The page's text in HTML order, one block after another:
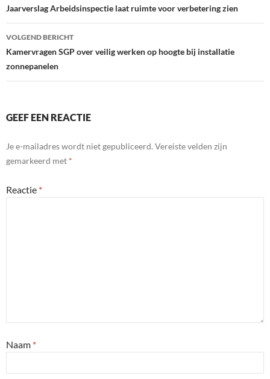
navigatie
Jaarverslag Arbeidsinspectie laat ruimte voor verbetering zien
VOLGEND BERICHT
Kamervragen SGP over veilig werken op hoogte bij installatie
zonnepanelen
GEEF EEN REACTIE
Je e-mailadres wordt niet gepubliceerd. Vereiste velden zijn
gemarkeerd met *
Reactie *
Naam *